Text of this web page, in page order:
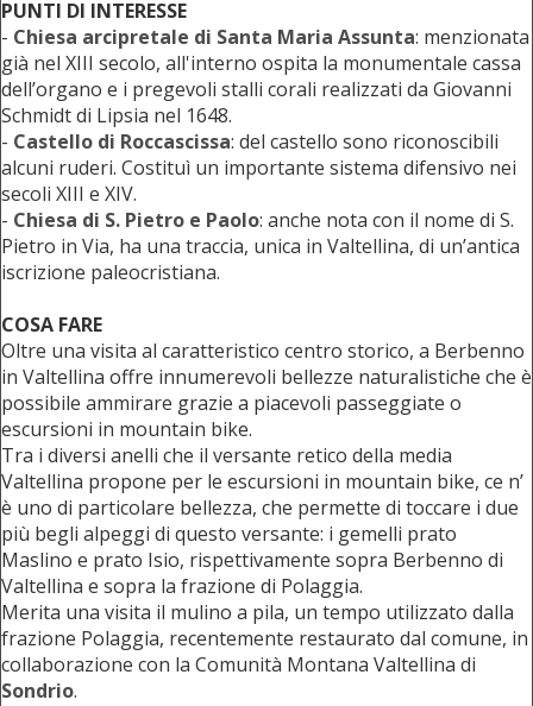
PUNTI DI INTERESSE
- Chiesa arcipretale di Santa Maria Assunta: menzionata
già nel XIII secolo, all'interno ospita la monumentale cassa
dell’organo e i pregevoli stalli corali realizzati da Giovanni
Schmidt di Lipsia nel 1648.
- Castello di Roccascissa: del castello sono riconoscibili
alcuni ruderi. Costituì un importante sistema difensivo nei
secoli XIII e XIV.
- Chiesa di S. Pietro e Paolo: anche nota con il nome di S.
Pietro in Via, ha una traccia, unica in Valtellina, di un’antica
iscrizione paleocristiana.
COSA FARE
Oltre una visita al caratteristico centro storico, a Berbenno
in Valtellina offre innumerevoli bellezze naturalistiche che è
possibile ammirare grazie a piacevoli passeggiate o
escursioni in mountain bike.
Tra i diversi anelli che il versante retico della media
Valtellina propone per le escursioni in mountain bike, ce n’
è uno di particolare bellezza, che permette di toccare i due
più begli alpeggi di questo versante: i gemelli prato
Maslino e prato Isio, rispettivamente sopra Berbenno di
Valtellina e sopra la frazione di Polaggia.
Merita una visita il mulino a pila, un tempo utilizzato dalla
frazione Polaggia, recentemente restaurato dal comune, in
collaborazione con la Comunità Montana Valtellina di
Sondrio.